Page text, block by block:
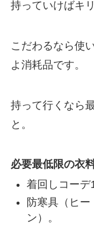
持っていけばキ
こだわるなら使
よ消耗品です。
持って行くなら
と。
必要最低限の衣
着回しコーデ
防寒具（ヒ
ン）。